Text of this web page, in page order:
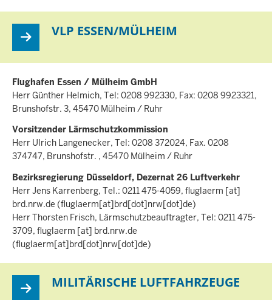
VLP ESSEN/MÜLHEIM
Flughafen Essen / Mülheim GmbH
Herr Günther Helmich, Tel: 0208 992330, Fax: 0208 9923321,
Brunshofstr. 3, 45470 Mülheim / Ruhr
Vorsitzender Lärmschutzkommission
Herr Ulrich Langenecker, Tel: 0208 372024, Fax. 0208
374747, Brunshofstr. , 45470 Mülheim / Ruhr
Bezirksregierung Düsseldorf, Dezernat 26 Luftverkehr
Herr Jens Karrenberg, Tel.: 0211 475-4059, fluglaerm [at]
brd.nrw.de (fluglaerm[at]brd[dot]nrw[dot]de)
Herr Thorsten Frisch, Lärmschutzbeauftragter, Tel: 0211 475-
3709, fluglaerm [at] brd.nrw.de
(fluglaerm[at]brd[dot]nrw[dot]de)
MILITÄRISCHE LUFTFAHRZEUGE